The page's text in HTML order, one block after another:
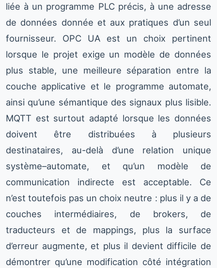
liée à un programme PLC précis, à une adresse
de données donnée et aux pratiques d’un seul
fournisseur. OPC UA est un choix pertinent
lorsque le projet exige un modèle de données
plus stable, une meilleure séparation entre la
couche applicative et le programme automate,
ainsi qu’une sémantique des signaux plus lisible.
MQTT est surtout adapté lorsque les données
doivent être distribuées à plusieurs
destinataires, au-delà d’une relation unique
système–automate, et qu’un modèle de
communication indirecte est acceptable. Ce
n’est toutefois pas un choix neutre : plus il y a de
couches intermédiaires, de brokers, de
traducteurs et de mappings, plus la surface
d’erreur augmente, et plus il devient difficile de
démontrer qu’une modification côté intégration